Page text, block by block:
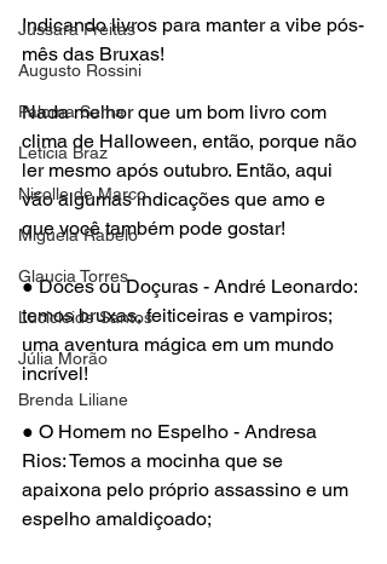
Jussara Freitas
Augusto Rossini
Paloma Sama
Letícia Braz
Nicolle de Marco
Miguela Rabelo
Glaucia Torres
Lucicleide Santos
Júlia Morão
Brenda Liliane
Indicando livros para manter a vibe pós-
mês das Bruxas!
Nada melhor que um bom livro com
clima de Halloween, então, porque não
ler mesmo após outubro. Então, aqui
vão algumas indicações que amo e
que você também pode gostar!
● Doces ou Doçuras - André Leonardo:
temos bruxas, feiticeiras e vampiros;
uma aventura mágica em um mundo
incrível!
● O Homem no Espelho - Andresa
Rios: Temos a mocinha que se
apaixona pelo próprio assassino e um
espelho amaldiçoado;